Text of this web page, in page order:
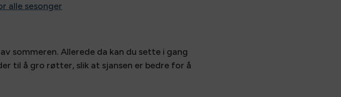
alle sesonger
sommeren. Allerede da kan du sette i gang
til å gro røtter, slik at sjansen er bedre for å